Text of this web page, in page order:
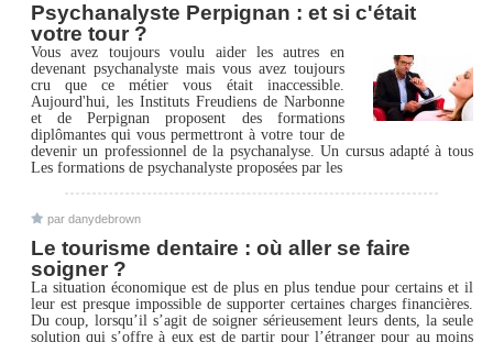
Psychanalyste Perpignan : et si c'était
votre tour ?
Vous avez toujours voulu aider les autres en
devenant psychanalyste mais vous avez toujours
cru que ce métier vous était inaccessible.
Aujourd'hui, les Instituts Freudiens de Narbonne
et de Perpignan proposent des formations
diplômantes qui vous permettront à votre tour de
devenir un professionnel de la psychanalyse. Un cursus adapté à tous
Les formations de psychanalyste proposées par les
par danydebrown
Le tourisme dentaire : où aller se faire
soigner ?
La situation économique est de plus en plus tendue pour certains et il
leur est presque impossible de supporter certaines charges financières.
Du coup, lorsqu’il s’agit de soigner sérieusement leurs dents, la seule
solution qui s’offre à eux est de partir pour l’étranger pour au moins